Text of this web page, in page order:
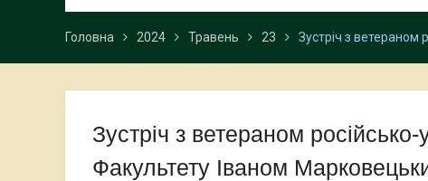
Головна 2024 Травень 23 Зустріч з ветераном
Зустріч з ветераном
Факультету Іваном